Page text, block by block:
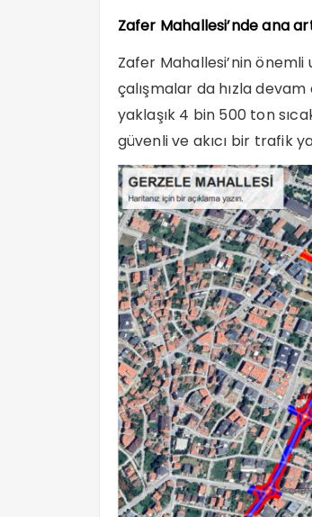
Zafer Mahallesi’nde ana
Zafer Mahallesi’nin
çalışmalar da hızla
yaklaşık 4 bin 500 ton
güvenli ve akıcı bir trafik